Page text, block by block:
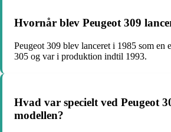
Hvornår blev Peugeot 309
Peugeot 309 blev lanceret i 1985 som en
305 og var i produktion indtil 1993.
Hvad var specielt ved Peugeot
modellen?